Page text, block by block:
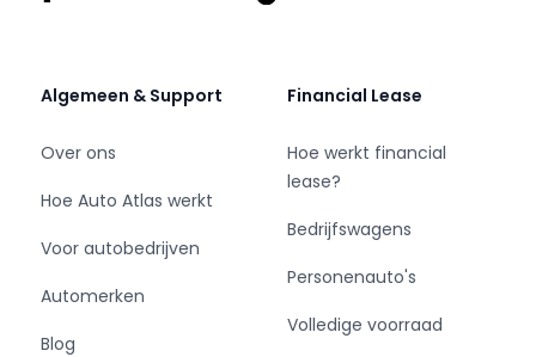
Algemeen & Support
Over ons
Hoe Auto Atlas werkt
Voor autobedrijven
Automerken
Blog
Financial Lease
Hoe werkt financial
lease?
Bedrijfswagens
Personenauto's
Volledige voorraad